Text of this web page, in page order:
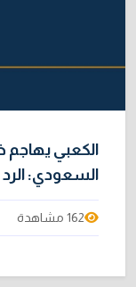
الكعبي يهاجم
السعودي:
162 مشاهدة